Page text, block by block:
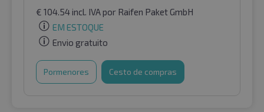
€ 104.54incl. IVApor Raifen Paket GmbH
EM ESTOQUE
Envio gratuito
Pormenores Cesto de compras